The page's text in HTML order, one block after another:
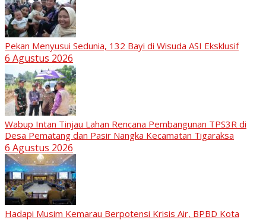
Pekan Menyusui Sedunia, 132 Bayi di Wisuda ASI Eksklusif
6 Agustus 2026
Wabup Intan Tinjau Lahan Rencana Pembangunan TPS3R di
Desa Pematang dan Pasir Nangka Kecamatan Tigaraksa
6 Agustus 2026
Hadapi Musim Kemarau Berpotensi Krisis Air, BPBD Kota